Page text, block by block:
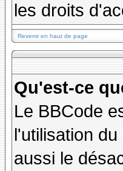
les droits
Revenir en haut de page
Qu'est-ce
Le BBCode
l'utilisation
aussi le